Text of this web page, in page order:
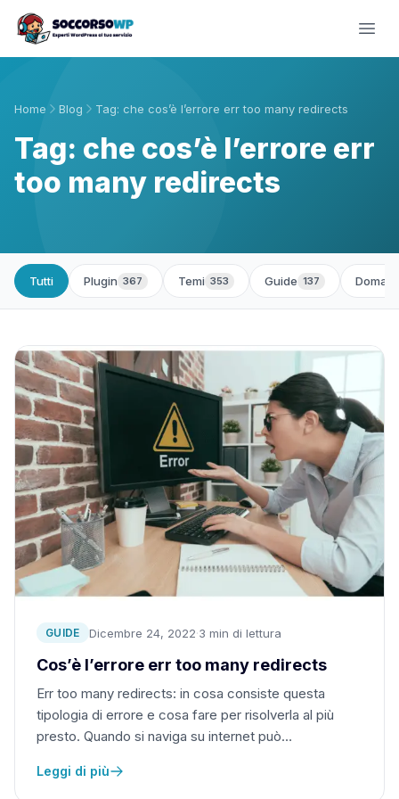
Home Blog Tag: che cos’è l’errore err too many redirects
Tag: che cos’è l’errore err
too many redirects
Tutti Plugin 367 Temi 353 Guide 137
GUIDE Dicembre 24, 2022·3 min di lettura
Cos’è l’errore err too many redirects
Err too many redirects: in cosa consiste questa
tipologia di errore e cosa fare per risolverla al più
presto. Quando si naviga su internet può…
Leggi di più